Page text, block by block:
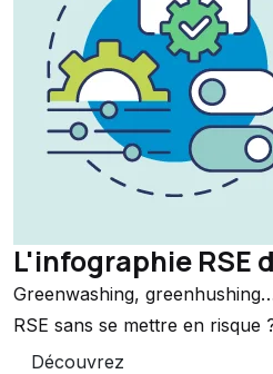
L'infographie RSE
Greenwashing,
RSE sans se mettre en risque
Découvrez